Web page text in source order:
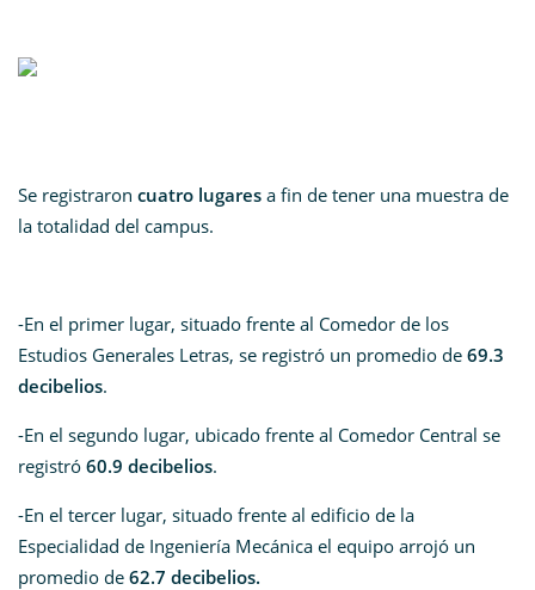
Se registraron cuatro lugares a fin de tener una muestra de
la totalidad del campus.
-En el primer lugar, situado frente al Comedor de los
Estudios Generales Letras, se registró un promedio de 69.3
decibelios.
-En el segundo lugar, ubicado frente al Comedor Central se
registró 60.9 decibelios.
-En el tercer lugar, situado frente al edificio de la
Especialidad de Ingeniería Mecánica el equipo arrojó un
promedio de 62.7 decibelios.